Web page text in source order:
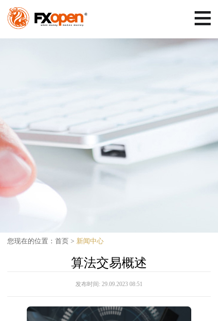
您现在的位置： 首页 > 新闻中心
算法交易概述
发布时间: 29.09.2023 08:51